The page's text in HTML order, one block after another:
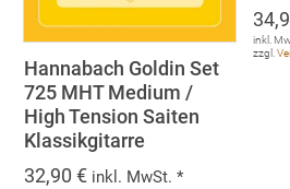
Hannabach Goldin Set
725 MHT Medium /
High Tension Saiten
Klassikgitarre
32,90€ inkl. MwSt. *
inkl.
zzgl.